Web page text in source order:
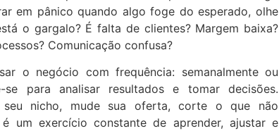
em pânico quando algo foge do esperado, olhe
o gargalo? É falta de clientes? Margem baixa?
Comunicação confusa?
o negócio com frequência: semanalmente ou
se para analisar resultados e tomar decisões.
seu nicho, mude sua oferta, corte o que não
é um exercício constante de aprender, ajustar e